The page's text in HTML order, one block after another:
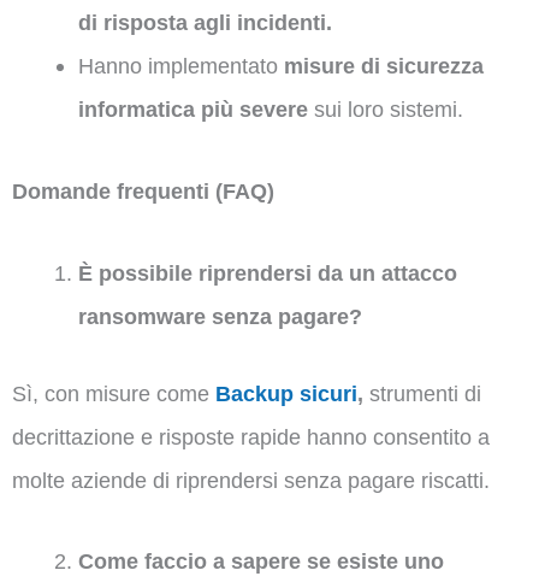
di risposta agli incidenti.
Hanno implementato misure di sicurezza
informatica più severe sui loro sistemi.
Domande frequenti (FAQ)
È possibile riprendersi da un attacco
ransomware senza pagare?
Sì, con misure come Backup sicuri, strumenti di
decrittazione e risposte rapide hanno consentito a
molte aziende di riprendersi senza pagare riscatti.
Come faccio a sapere se esiste uno